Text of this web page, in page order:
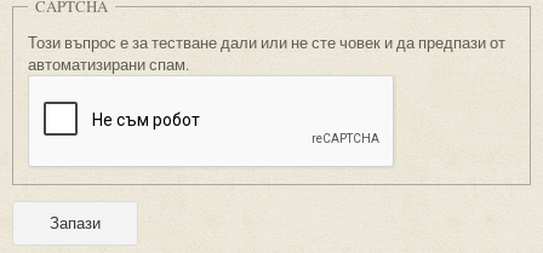
CAPTCHA
Този въпрос е за тестване дали или не сте човек и да предпази от
автоматизирани спам.